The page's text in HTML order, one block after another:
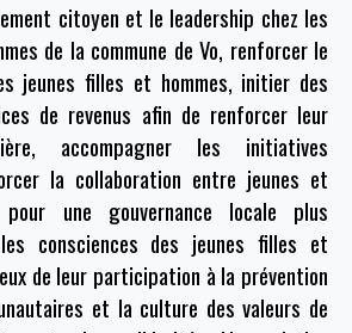
citoyen et le leadership chez les
de la commune de Vo, renforcer le
jeunes filles et hommes, initier des
de revenus afin de renforcer leur
accompagner les initiatives
la collaboration entre jeunes et
une gouvernance locale plus
consciences des jeunes filles et
de leur participation à la prévention
et la culture des valeurs de